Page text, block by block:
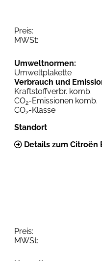
Preis:
MWSt:
Umweltnormen:
Umweltplakette
Verbrauch und
Kraftstoffverbr. komb.
CO2-Emissionen komb.
CO2-Klasse
Standort
Details zum Citroën
Preis:
MWSt: